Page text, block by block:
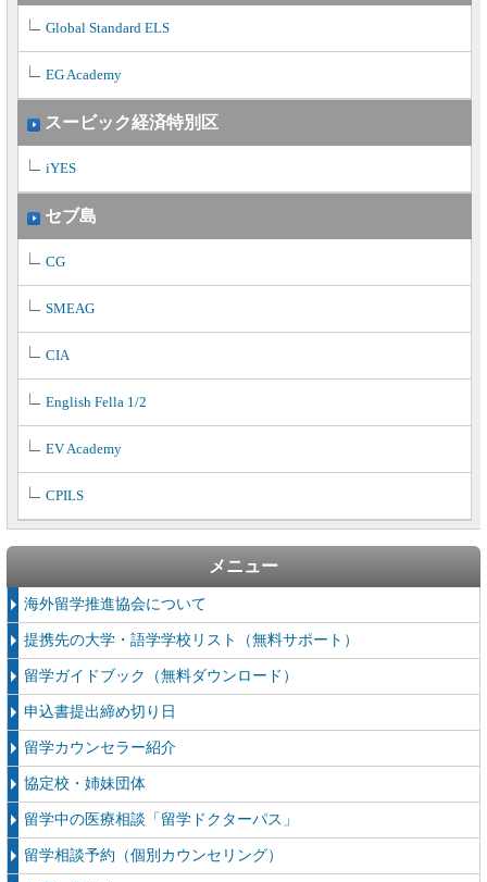
Global Standard ELS
EG Academy
スービック経済特別区
iYES
セブ島
CG
SMEAG
CIA
English Fella 1/2
EV Academy
CPILS
メニュー
海外留学推進協会について
提携先の大学・語学学校リスト（無料サポート）
留学ガイドブック（無料ダウンロード）
申込書提出締め切り日
留学カウンセラー紹介
協定校・姉妹団体
留学中の医療相談「留学ドクターパス」
留学相談予約（個別カウンセリング）